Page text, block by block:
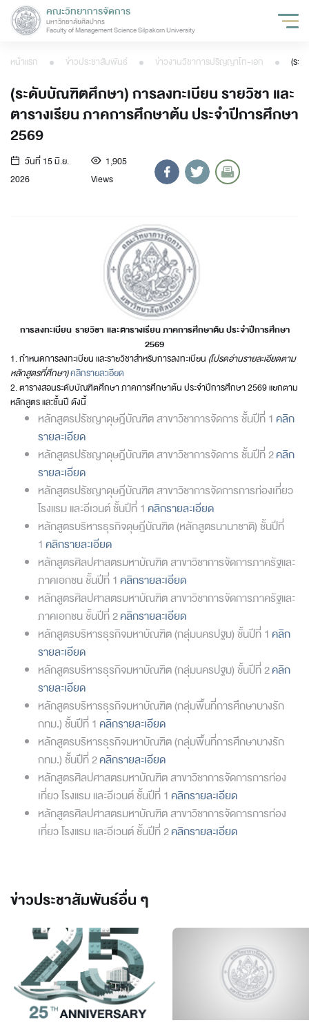
คณะวิทยาการจัดการ
มหาวิทยาลัยศิลปากร
Faculty of Management Science Silpakorn University
หน้าแรก ข่าวประชาสัมพันธ์ ข่าวงานวิชาการปริญญาโท-เอก
(ระดับบัณฑิตศึกษา) การลงทะเบียน รายวิชา และ
ตารางเรียน ภาคการศึกษาต้น ประจำปีการศึกษา
2569
วันที่ 15 มิ.ย.
2026
1,905
Views
การลงทะเบียน รายวิชา และตารางเรียน ภาคการศึกษาต้น ประจำปีการศึกษา
2569
1. กำหนดการลงทะเบียน และรายวิชาสำหรับการลงทะเบียน (โปรดอ่านรายละเอียดตาม
หลักสูตรที่ศึกษา)คลิกรายละเอียด
2. ตารางสอนระดับบัณฑิตศึกษา ภาคการศึกษาต้น ประจำปีการศึกษา 2569 แยกตาม
หลักสูตร และชั้นปี ดังนี้
หลักสูตรปรัชญาดุษฎีบัณฑิต สาขาวิชาการจัดการ ชั้นปีที่ 1 คลิก
รายละเอียด
หลักสูตรปรัชญาดุษฎีบัณฑิต สาขาวิชาการจัดการ ชั้นปีที่ 2คลิก
รายละเอียด
หลักสูตรปรัชญาดุษฎีบัณฑิต สาขาวิชาการจัดการการท่องเที่ยว
โรงแรม และอีเวนต์ ชั้นปีที่ 1 คลิกรายละเอียด
หลักสูตรบริหารธุรกิจดุษฎีบัณฑิต (หลักสูตรนานาชาติ) ชั้นปีที่
1 คลิกรายละเอียด
หลักสูตรศิลปศาสตรมหาบัณฑิต สาขาวิชาการจัดการภาครัฐและ
ภาคเอกชน ชั้นปีที่ 1 คลิกรายละเอียด
หลักสูตรศิลปศาสตรมหาบัณฑิต สาขาวิชาการจัดการภาครัฐและ
ภาคเอกชน ชั้นปีที่ 2คลิกรายละเอียด
หลักสูตรบริหารธุรกิจมหาบัณฑิต (กลุ่มนครปฐม) ชั้นปีที่ 1 คลิก
รายละเอียด
หลักสูตรบริหารธุรกิจมหาบัณฑิต (กลุ่มนครปฐม) ชั้นปีที่ 2คลิก
รายละเอียด
หลักสูตรบริหารธุรกิจมหาบัณฑิต (กลุ่มพื้นที่การศึกษาบางรัก
กทม.) ชั้นปีที่ 1 คลิกรายละเอียด
หลักสูตรบริหารธุรกิจมหาบัณฑิต (กลุ่มพื้นที่การศึกษาบางรัก
กทม.) ชั้นปีที่ 2คลิกรายละเอียด
หลักสูตรศิลปศาสตรมหาบัณฑิต สาขาวิชาการจัดการการท่อง
เที่ยว โรงแรม และอีเวนต์ ชั้นปีที่ 1 คลิกรายละเอียด
หลักสูตรศิลปศาสตรมหาบัณฑิต สาขาวิชาการจัดการการท่อง
เที่ยว โรงแรม และอีเวนต์ ชั้นปีที่ 2คลิกรายละเอียด
ข่าวประชาสัมพันธ์อื่น ๆ